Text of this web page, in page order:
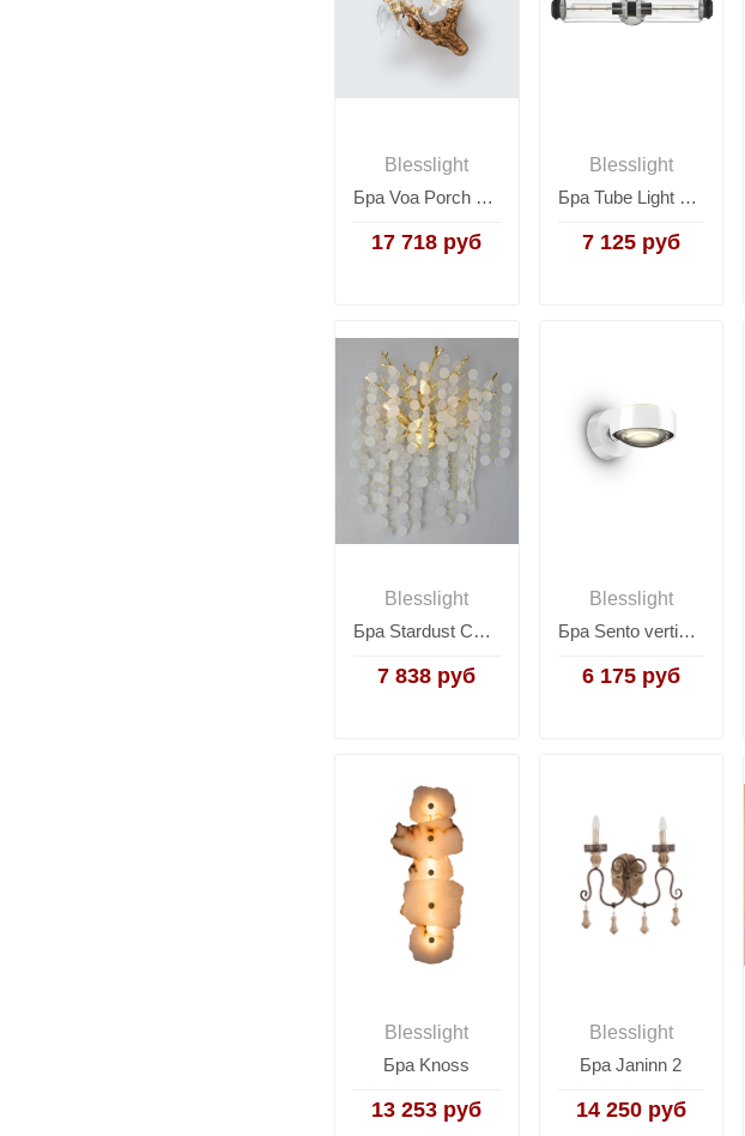
Blesslight
Бра Voa Porch Copper (серебряный)
17 718 руб
Blesslight
Бра Tube Light Duo
7 125 руб
Blesslight
Бра Stardust Copper II YZ
7 838 руб
Blesslight
Бра Sento verticale
6 175 руб
Blesslight
Бра Knoss
13 253 руб
Blesslight
Бра Janinn 2
14 250 руб